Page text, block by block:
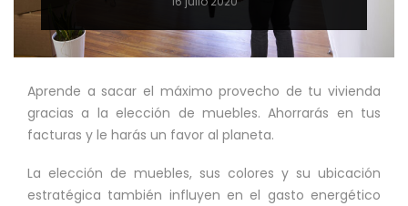
Aprende a sacar el máximo provecho de tu vivienda
gracias a la elección de muebles. Ahorrarás en tus
facturas y le harás un favor al planeta.
La elección de muebles, sus colores y su ubicación
estratégica también influyen en el gasto energético